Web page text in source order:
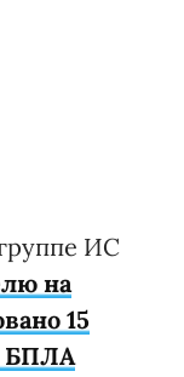
ИС
на
15
БПЛА